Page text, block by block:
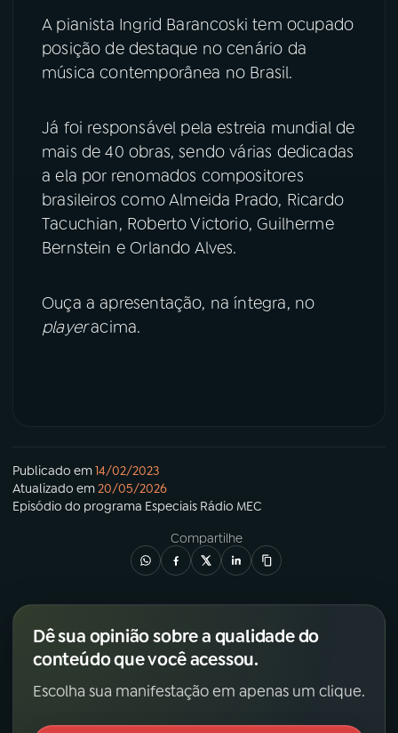
A pianista Ingrid Barancoski tem ocupado
posição de destaque no cenário da
música contemporânea no Brasil.
Já foi responsável pela estreia mundial de
mais de 40 obras, sendo várias dedicadas
a ela por renomados compositores
brasileiros como Almeida Prado, Ricardo
Tacuchian, Roberto Victorio, Guilherme
Bernstein e Orlando Alves.
Ouça a apresentação, na íntegra, no
playeracima.
Publicado em14/02/2023
Atualizado em20/05/2026
Episódio do programa Especiais Rádio MEC
Compartilhe
Dê sua opinião sobre a qualidade do
conteúdo que você acessou.
Escolha sua manifestação em apenas um clique.